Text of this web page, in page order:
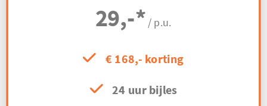
29,-* / p.u.
€ 168,- korting
24 uur bijles